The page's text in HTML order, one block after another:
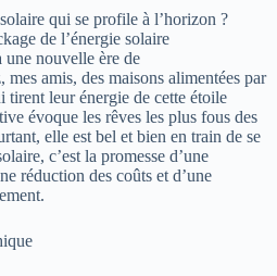
qui se profile à l’horizon ?
de l’énergie solaire
nouvelle ère de
amis, des maisons alimentées par
tirent leur énergie de cette étoile
évoque les rêves les plus fous des
elle est bel et bien en train de se
c’est la promesse d’une
réduction des coûts et d’une